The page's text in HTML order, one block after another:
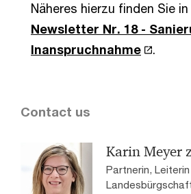
Näheres hierzu finden Sie
Newsletter Nr. 18 -
Inanspruchnahme
.
Contact us
Karin Meyer
Partnerin, Leiterin